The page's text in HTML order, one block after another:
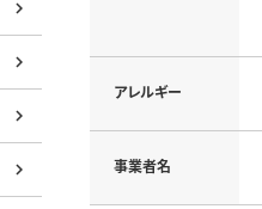
アレルギー
事業者名